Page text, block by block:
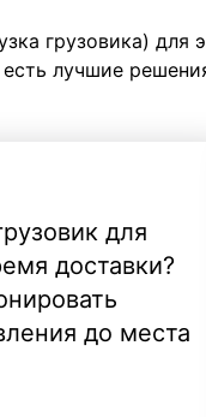
грузовика)
лучшие
для
доставки?
до места